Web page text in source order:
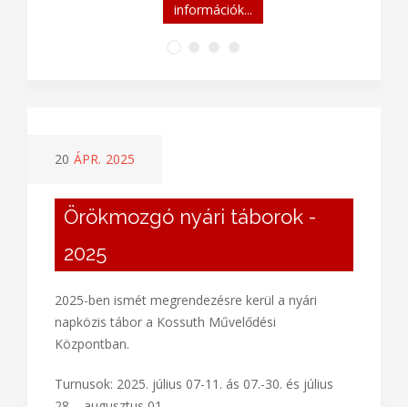
információk...
20 ÁPR. 2025
Örökmozgó nyári táborok -
2025
2025-ben ismét megrendezésre kerül a nyári
napközis tábor a Kossuth Művelődési
Központban.
Turnusok: 2025. július 07-11. ás 07.-30. és július